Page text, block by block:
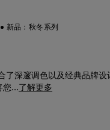
新品：秋冬系列
了深邃调色以及经典品牌设
您... 了解更多